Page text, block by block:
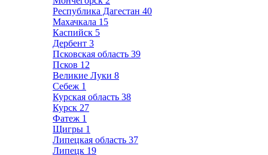
Республика Дагестан 40
Махачкала 15
Каспийск 5
Дербент 3
Псковская область 39
Псков 12
Великие Луки 8
Себеж 1
Курская область 38
Курск 27
Фатеж 1
Щигры 1
Липецкая область 37
Липецк 19